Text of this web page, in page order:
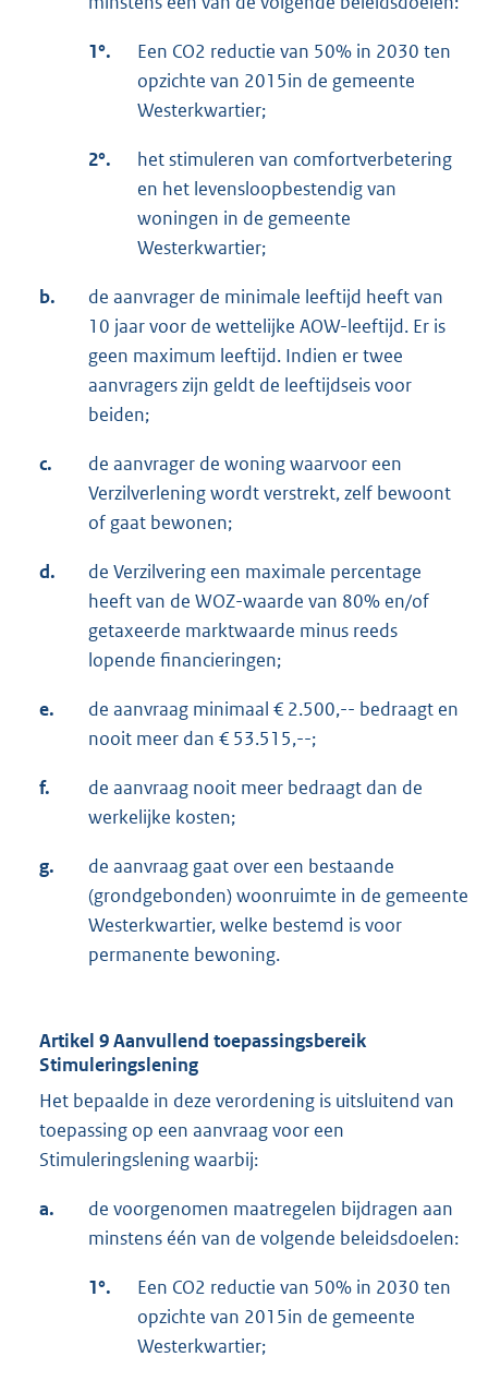
1°.
Een CO2 reductie van 50% in 2030 ten
opzichte van 2015in de gemeente
Westerkwartier;
2°.
het stimuleren van comfortverbetering
en het levensloopbestendig van
woningen in de gemeente
Westerkwartier;
b.
de aanvrager de minimale leeftijd heeft van
10 jaar voor de wettelijke AOW-leeftijd. Er is
geen maximum leeftijd. Indien er twee
aanvragers zijn geldt de leeftijdseis voor
beiden;
c.
de aanvrager de woning waarvoor een
Verzilverlening wordt verstrekt, zelf bewoont
of gaat bewonen;
d.
de Verzilvering een maximale percentage
heeft van de WOZ-waarde van 80% en/of
getaxeerde marktwaarde minus reeds
lopende financieringen;
e.
de aanvraag minimaal € 2.500,-- bedraagt en
nooit meer dan € 53.515,--;
f.
de aanvraag nooit meer bedraagt dan de
werkelijke kosten;
g.
de aanvraag gaat over een bestaande
(grondgebonden) woonruimte in de gemeente
Westerkwartier, welke bestemd is voor
permanente bewoning.
Artikel 9 Aanvullend toepassingsbereik
Stimuleringslening
Het bepaalde in deze verordening is uitsluitend van
toepassing op een aanvraag voor een
Stimuleringslening waarbij:
a.
de voorgenomen maatregelen bijdragen aan
minstens één van de volgende beleidsdoelen:
1°.
Een CO2 reductie van 50% in 2030 ten
opzichte van 2015in de gemeente
Westerkwartier;